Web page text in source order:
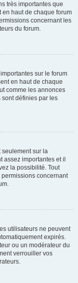
très importantes que
haut de chaque forum
concernant les
du forum.
sur le forum
en haut de chaque
comme les annonces
définies par les
seulement sur la
assez importantes et il
la possibilité. Tout
concernant
utilisateurs ne peuvent
expirés.
ou un modérateur du
verrouiller vos